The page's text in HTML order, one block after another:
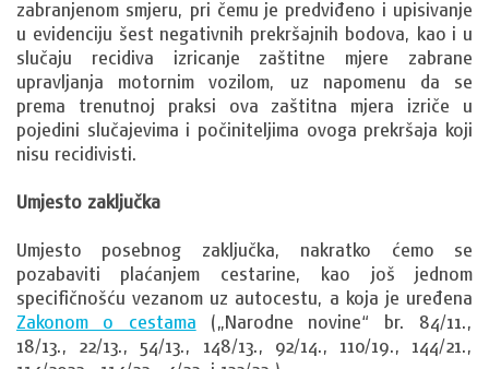
zabranjenom smjeru, pri čemu je predviđeno i upisivanje
u evidenciju šest negativnih prekršajnih bodova, kao i u
slučaju recidiva izricanje zaštitne mjere zabrane
upravljanja motornim vozilom, uz napomenu da se
prema trenutnoj praksi ova zaštitna mjera izriče u
pojedini slučajevima i počiniteljima ovoga prekršaja koji
nisu recidivisti.
Umjesto zaključka
Umjesto posebnog zaključka, nakratko ćemo se
pozabaviti plaćanjem cestarine, kao još jednom
specifičnošću vezanom uz autocestu, a koja je uređena
Zakonom o cestama („Narodne novine“ br. 84/11.,
18/13., 22/13., 54/13., 148/13., 92/14., 110/19., 144/21.,